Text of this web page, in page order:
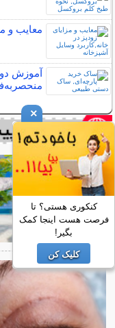
معایب و
آموزش
×
کنکوری هستی؟ تا
فرصت هست اینجا کمک
بگیر!
کلیک کن